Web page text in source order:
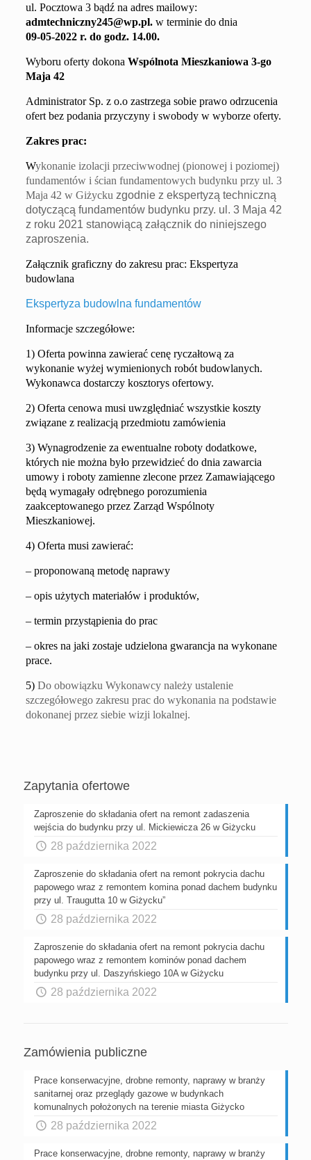
ul. Pocztowa 3bądź na adres mailowy:
admtechniczny245@wp.pl.w terminie do dnia
09-05-2022 r. do godz. 14.00.
Wyboru oferty dokonaWspólnota Mieszkaniowa3-go
Maja 42
Administrator Sp. z o.o zastrzega sobie prawo odrzucenia
ofert bez podania przyczyny i swobody w wyborze oferty.
Zakres prac:
Wykonanie izolacji przeciwwodnej (pionowej i poziomej)
fundamentów i ścian fundamentowych budynku przy ul. 3
Maja 42 w Giżycku zgodnie z ekspertyzą techniczną
dotyczącą fundamentów budynku przy. ul. 3 Maja 42
z roku 2021 stanowiącą załącznik do niniejszego
zaproszenia.
Załącznik graficzny do zakresu prac: Ekspertyza
budowlana
Ekspertyza budowlna fundamentów
Informacje szczegółowe:
1)Oferta powinna zawieraćcenę ryczałtową za
wykonaniewyżej wymienionych robót budowlanych.
Wykonawca dostarczy kosztorys ofertowy.
2)Oferta cenowa musi uwzględniać wszystkie koszty
związane z realizacją przedmiotu zamówienia
3)Wynagrodzenie za ewentualne roboty dodatkowe,
których nie można było przewidzieć do dnia zawarcia
umowy i roboty zamienne zlecone przez Zamawiającego
będą wymagały odrębnego porozumienia
zaakceptowanego przez Zarząd Wspólnoty
Mieszkaniowej.
4) Oferta musi zawierać:
–proponowaną metodę naprawy
– opis użytych materiałów i produktów,
– termin przystąpienia do prac
– okres na jaki zostaje udzielona gwarancja na wykonane
prace.
5)Do obowiązku Wykonawcy należy ustalenie
szczegółowego zakresu prac do wykonania na podstawie
dokonanej przez siebie wizji lokalnej.
Zapytania ofertowe
Zaproszenie do składania ofert na remont zadaszenia
wejścia do budynku przy ul. Mickiewicza 26 w Giżycku
28 października 2022
Zaproszenie do składania ofert na remont pokrycia dachu
papowego wraz z remontem komina ponad dachem budynku
przy ul. Traugutta 10 w Giżycku”
28 października 2022
Zaproszenie do składania ofert na remont pokrycia dachu
papowego wraz z remontem kominów ponad dachem
budynku przy ul. Daszyńskiego 10A w Giżycku
28 października 2022
Zamówienia publiczne
Prace konserwacyjne, drobne remonty, naprawy w branży
sanitarnej oraz przeglądy gazowe w budynkach
komunalnych położonych na terenie miasta Giżycko
28 października 2022
Prace konserwacyjne, drobne remonty, naprawy w branży